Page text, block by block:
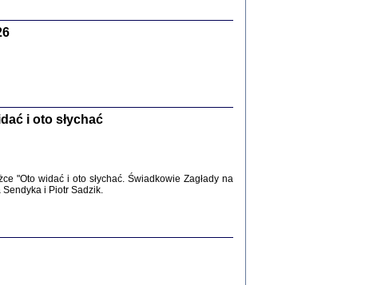
i oto słychać
"Oto widać i oto słychać. Świadkowie Zagłady na
i Piotr Sadzik.